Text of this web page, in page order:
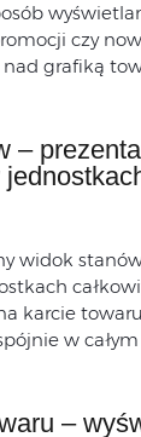
czy
grafiką
–
widok
karcie
w
–